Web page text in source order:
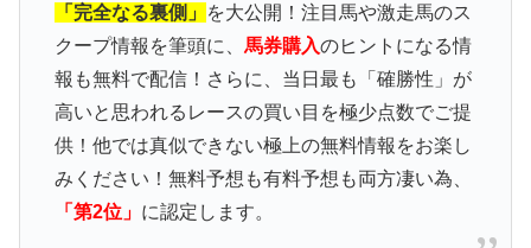
「完全なる裏側」
を大公開！注目馬や激走馬のス
クープ情報を筆頭に、 馬券購入のヒントになる情
報も無料で配信！さらに、当日最も「確勝性」が
高いと思われるレースの買い目を極少点数でご提
供！他では真似できない極上の無料情報をお楽し
みください！無料予想も有料予想も両方凄い為、
「第2位」 に認定します。